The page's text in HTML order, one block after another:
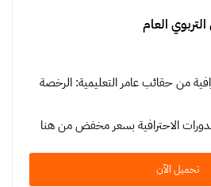
العام
من حقائب عامر التعليمية: الرخصة
الاحترافية بسعر مخفض من هنا
تحميل الآن